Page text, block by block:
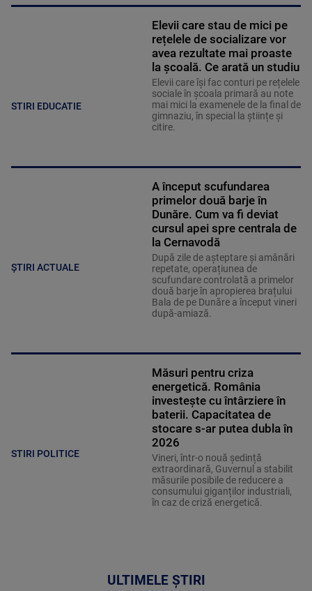
STIRI EDUCATIE
Elevii care stau de mici pe
rețelele de socializare vor
avea rezultate mai proaste
la școală. Ce arată un studiu
Elevii care îşi fac conturi pe rețelele
sociale în școala primară au note
mai mici la examenele de la final de
gimnaziu, în special la științe și
citire.
ȘTIRI ACTUALE
A început scufundarea
primelor două barje în
Dunăre. Cum va fi deviat
cursul apei spre centrala de
la Cernavodă
După zile de așteptare și amânări
repetate, operațiunea de
scufundare controlată a primelor
două barje în apropierea brațului
Bala de pe Dunăre a început vineri
după-amiază.
STIRI POLITICE
Măsuri pentru criza
energetică. România
investește cu întârziere în
baterii. Capacitatea de
stocare s-ar putea dubla în
2026
Vineri, într-o nouă ședință
extraordinară, Guvernul a stabilit
măsurile posibile de reducere a
consumului giganților industriali,
în caz de criză energetică.
ULTIMELE ȘTIRI